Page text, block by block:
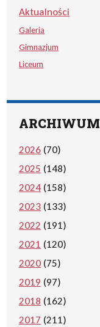
Aktualności
Galeria
Gimnazjum
Liceum
ARCHIWUM
2026 (70)
2025 (148)
2024 (158)
2023 (133)
2022 (191)
2021 (120)
2020 (75)
2019 (97)
2018 (162)
2017 (211)